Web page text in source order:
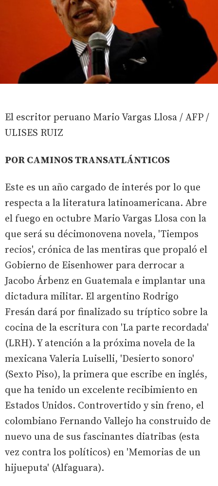
El escritor peruano Mario Vargas Llosa / AFP /
ULISES RUIZ
POR CAMINOS TRANSATLÁNTICOS
Este es un año cargado de interés por lo que
respecta a la literatura latinoamericana. Abre
el fuego en octubre Mario Vargas Llosa con la
que será su décimonovena novela, 'Tiempos
recios', crónica de las mentiras que propaló el
Gobierno de Eisenhower para derrocar a
Jacobo Árbenz en Guatemala e implantar una
dictadura militar. El argentino Rodrigo
Fresán dará por finalizado su tríptico sobre la
cocina de la escritura con 'La parte recordada'
(LRH). Y atención a la próxima novela de la
mexicana Valeria Luiselli, 'Desierto sonoro'
(Sexto Piso), la primera que escribe en inglés,
que ha tenido un excelente recibimiento en
Estados Unidos. Controvertido y sin freno, el
colombiano Fernando Vallejo ha construido de
nuevo una de sus fascinantes diatribas (esta
vez contra los políticos) en 'Memorias de un
hijueputa' (Alfaguara).